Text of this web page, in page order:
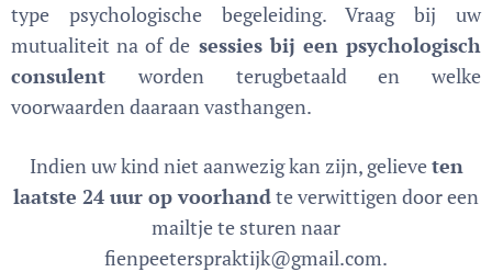
type psychologische begeleiding. Vraag bij uw
mutualiteit na of de sessies bij een psychologisch
consulent worden terugbetaald en welke
voorwaarden daaraan vasthangen.
Indien uw kind niet aanwezig kan zijn, gelieveten
laatste 24 uur op voorhandte verwittigen door een
mailtje te sturen naar
fienpeeterspraktijk@gmail.com.